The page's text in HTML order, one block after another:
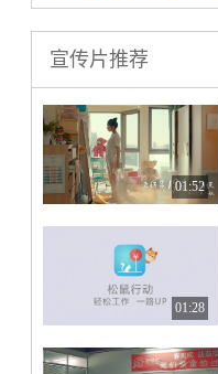
宣传片推荐
01:52
01:28